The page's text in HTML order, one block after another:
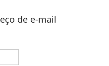
de e-mail